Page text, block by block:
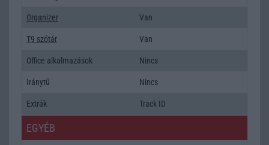
Organizer Van
T9 szótár Van
Office alkalmazások Nincs
Iránytũ Nincs
Extrák Track ID
EGYÉB